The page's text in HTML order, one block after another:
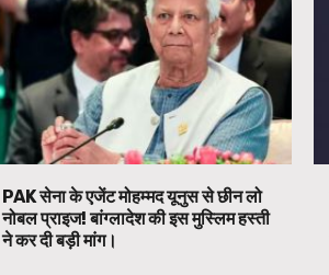
PAK सेना के एजेंट मोहम्मद यूनुस से छीन लो
नोबल प्राइज! बांग्लादेश की इस मुस्लिम हस्ती
ने कर दी बड़ी मांग।